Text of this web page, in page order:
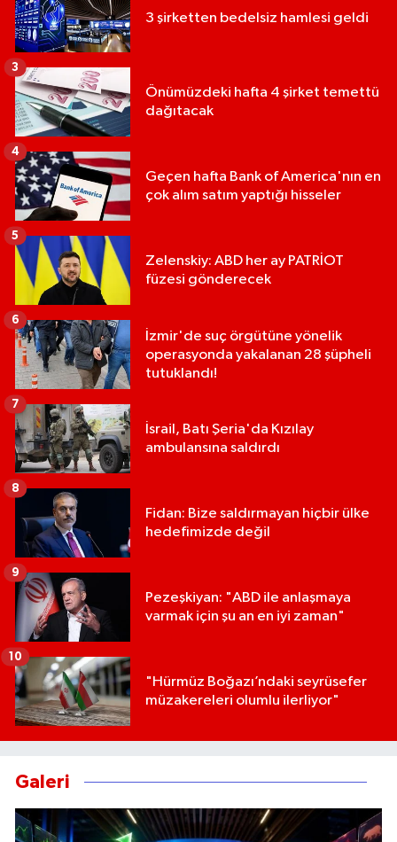
3 şirketten bedelsiz hamlesi geldi
Önümüzdeki hafta 4 şirket temettü
dağıtacak
3
Geçen hafta Bank of America'nın en
çok alım satım yaptığı hisseler
4
Zelenskiy: ABD her ay PATRİOT
füzesi gönderecek
5
İzmir'de suç örgütüne yönelik
operasyonda yakalanan 28 şüpheli
tutuklandı!
6
İsrail, Batı Şeria'da Kızılay
ambulansına saldırdı
7
Fidan: Bize saldırmayan hiçbir ülke
hedefimizde değil
8
Pezeşkiyan: "ABD ile anlaşmaya
varmak için şu an en iyi zaman"
9
"Hürmüz Boğazı’ndaki seyrüsefer
müzakereleri olumlu ilerliyor"
10
Galeri